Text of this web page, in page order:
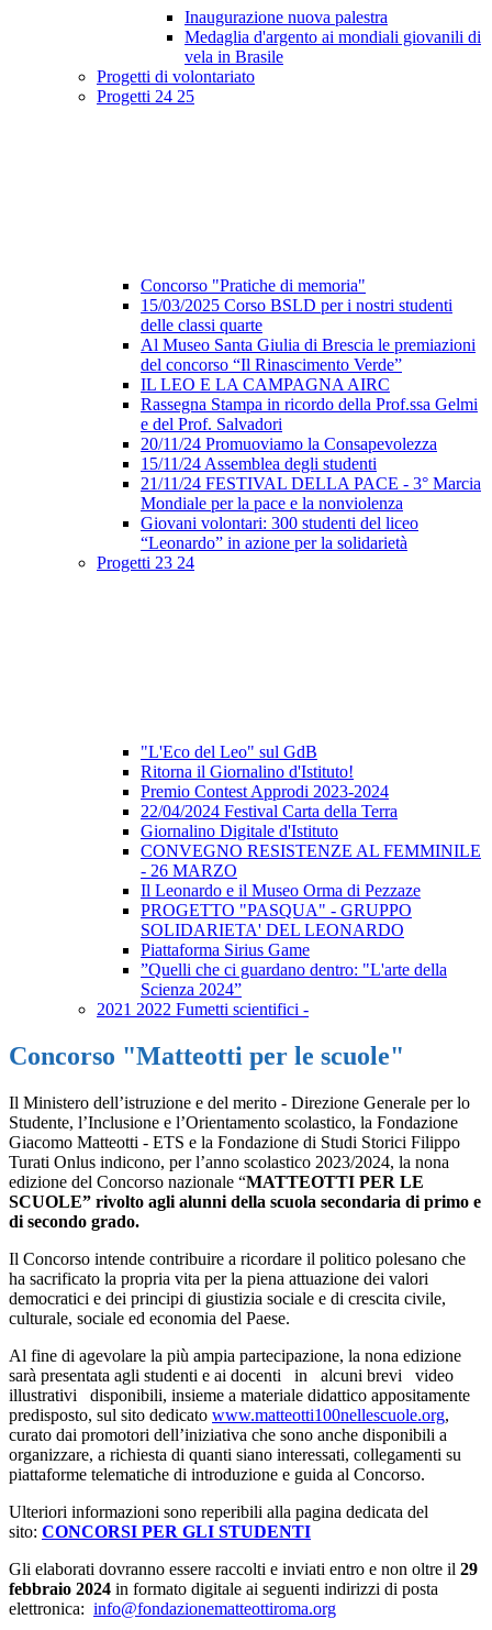
Inaugurazione nuova palestra
Medaglia d'argento ai mondiali giovanili di
vela in Brasile
Progetti di volontariato
Progetti 24 25
Concorso "Pratiche di memoria"
15/03/2025 Corso BSLD per i nostri studenti
delle classi quarte
Al Museo Santa Giulia di Brescia le premiazioni
del concorso “Il Rinascimento Verde”
IL LEO E LA CAMPAGNA AIRC
Rassegna Stampa in ricordo della Prof.ssa Gelmi
e del Prof. Salvadori
20/11/24 Promuoviamo la Consapevolezza
15/11/24 Assemblea degli studenti
21/11/24 FESTIVAL DELLA PACE - 3° Marcia
Mondiale per la pace e la nonviolenza
Giovani volontari: 300 studenti del liceo
“Leonardo” in azione per la solidarietà
Progetti 23 24
"L'Eco del Leo" sul GdB
Ritorna il Giornalino d'Istituto!
Premio Contest Approdi 2023-2024
22/04/2024 Festival Carta della Terra
Giornalino Digitale d'Istituto
CONVEGNO RESISTENZE AL FEMMINILE
- 26 MARZO
Il Leonardo e il Museo Orma di Pezzaze
PROGETTO "PASQUA" - GRUPPO
SOLIDARIETA' DEL LEONARDO
Piattaforma Sirius Game
”Quelli che ci guardano dentro: "L'arte della
Scienza 2024”
2021 2022 Fumetti scientifici -
Concorso "Matteotti per le scuole"
Il Ministero dell’istruzione e del merito - Direzione Generale per lo
Studente, l’Inclusione e l’Orientamento scolastico, la Fondazione
Giacomo Matteotti - ETS e la Fondazione di Studi Storici Filippo
Turati Onlus indicono, per l’anno scolastico 2023/2024, la nona
edizione del Concorso nazionale “MATTEOTTI PER LE
SCUOLE” rivolto agli alunni della scuola secondaria di primo e
di secondo grado.
Il Concorso intende contribuire a ricordare il politico polesano che
ha sacrificato la propria vita per la piena attuazione dei valori
democratici e dei principi di giustizia sociale e di crescita civile,
culturale, sociale ed economia del Paese.
Al fine di agevolare la più ampia partecipazione, la nona edizione
sarà presentata agli studenti e ai docenti in alcuni brevi video
illustrativi disponibili, insieme a materiale didattico appositamente
predisposto, sul sito dedicato www.matteotti100nellescuole.org,
curato dai promotori dell’iniziativa che sono anche disponibili a
organizzare, a richiesta di quanti siano interessati, collegamenti su
piattaforme telematiche di introduzione e guida al Concorso.
Ulteriori informazioni sono reperibili alla pagina dedicata del
sito: CONCORSI PER GLI STUDENTI
Gli elaborati dovranno essere raccolti e inviati entro e non oltre il 29
febbraio 2024 in formato digitale ai seguenti indirizzi di posta
elettronica: info@fondazionematteottiroma.org